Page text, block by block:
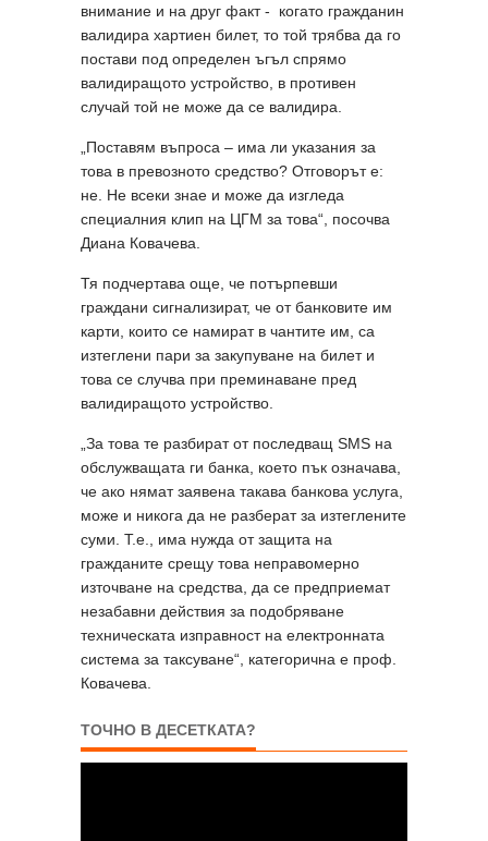
внимание и на друг факт - когато гражданин
валидира хартиен билет, то той трябва да го
постави под определен ъгъл спрямо
валидиращото устройство, в противен
случай той не може да се валидира.
„Поставям въпроса – има ли указания за
това в превозното средство? Отговорът е:
не. Не всеки знае и може да изгледа
специалния клип на ЦГМ за това“, посочва
Диана Ковачева.
Тя подчертава още, че потърпевши
граждани сигнализират, че от банковите им
карти, които се намират в чантите им, са
изтеглени пари за закупуване на билет и
това се случва при преминаване пред
валидиращото устройство.
„За това те разбират от последващ SMS на
обслужващата ги банка, което пък означава,
че ако нямат заявена такава банкова услуга,
може и никога да не разберат за изтеглените
суми. Т.е., има нужда от защита на
гражданите срещу това неправомерно
източване на средства, да се предприемат
незабавни действия за подобряване
техническата изправност на електронната
система за таксуване“, категорична е проф.
Ковачева.
ТОЧНО В ДЕСЕТКАТА?